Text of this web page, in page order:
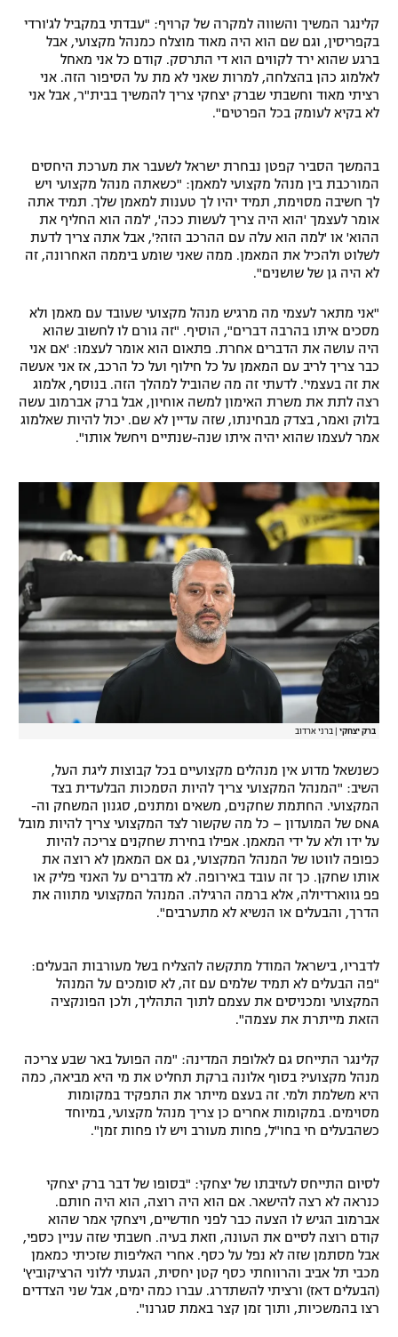
קלינגר המשיך והשווה למקרה של קרויף: "עבדתי במקביל לג'ורדי
בקפריסין, וגם שם הוא היה מאוד מוצלח כמנהל מקצועי, אבל
ברגע שהוא ירד לקווים הוא די התרסק. קודם כל אני מאחל
לאלמוג כהן בהצלחה, למרות שאני לא מת על הסיפור הזה. אני
רציתי מאוד וחשבתי שברק יצחקי צריך להמשיך בבית"ר, אבל אני
לא בקיא לעומק בכל הפרטים".
בהמשך הסביר קפטן נבחרת ישראל לשעבר את מערכת היחסים
המורכבת בין מנהל מקצועי למאמן: "כשאתה מנהל מקצועי ויש
לך חשיבה מסוימת, תמיד יהיו לך טענות למאמן שלך. תמיד אתה
אומר לעצמך 'הוא היה צריך לעשות ככה', 'למה הוא החליף את
ההוא' או 'למה הוא עלה עם ההרכב הזה?', אבל אתה צריך לדעת
לשלוט ולהכיל את המאמן. ממה שאני שומע ביממה האחרונה, זה
לא היה גן של שושנים".
"אני מתאר לעצמי מה מרגיש מנהל מקצועי שעובד עם מאמן ולא
מסכים איתו בהרבה דברים", הוסיף. "זה גורם לו לחשוב שהוא
היה עושה את הדברים אחרת. פתאום הוא אומר לעצמו: 'אם אני
כבר צריך לריב עם המאמן על כל חילוף ועל כל הרכב, אז אני אעשה
את זה בעצמי'. לדעתי זה מה שהוביל למהלך הזה. בנוסף, אלמוג
רצה לתת את משרת האימון למשה אוחיון, אבל ברק אברמוב עשה
בלוק ואמר, בצדק מבחינתו, שזה עדיין לא שם. יכול להיות שאלמוג
אמר לעצמו שהוא יהיה איתו שנה-שנתיים ויחשל אותו".
ברק יצחקי ברני ארדוב
כשנשאל מדוע אין מנהלים מקצועיים בכל קבוצות ליגת העל,
השיב: "המנהל המקצועי צריך להיות הסמכות הבלעדית בצד
המקצועי. החתמת שחקנים, משאים ומתנים, סגנון המשחק וה-
DNA של המועדון – כל מה שקשור לצד המקצועי צריך להיות מובל
על ידו ולא על ידי המאמן. אפילו בחירת שחקנים צריכה להיות
כפופה לווטו של המנהל המקצועי, גם אם המאמן לא רוצה את
אותו שחקן. כך זה עובד באירופה. לא מדברים על האנזי פליק או
פפ גווארדיולה, אלא ברמה הרגילה. המנהל המקצועי מתווה את
הדרך, והבעלים או הנשיא לא מתערבים".
לדבריו, בישראל המודל מתקשה להצליח בשל מעורבות הבעלים:
"פה הבעלים לא תמיד שלמים עם זה, לא סומכים על המנהל
המקצועי ומכניסים את עצמם לתוך התהליך, ולכן הפונקציה
הזאת מייתרת את עצמה".
קלינגר התייחס גם לאלופת המדינה: "מה הפועל באר שבע צריכה
מנהל מקצועי? בסוף אלונה ברקת תחליט את מי היא מביאה, כמה
היא משלמת ולמי. זה בעצם מייתר את התפקיד במקומות
מסוימים. במקומות אחרים כן צריך מנהל מקצועי, במיוחד
כשהבעלים חי בחו"ל, פחות מעורב ויש לו פחות זמן".
לסיום התייחס לעזיבתו של יצחקי: "בסופו של דבר ברק יצחקי
כנראה לא רצה להישאר. אם הוא היה רוצה, הוא היה חותם.
אברמוב הגיש לו הצעה כבר לפני חודשיים, ויצחקי אמר שהוא
קודם רוצה לסיים את העונה, וזאת בעיה. חשבתי שזה עניין כספי,
אבל מסתמן שזה לא נפל על כסף. אחרי האליפות שזכיתי כמאמן
מכבי תל אביב והרווחתי כסף קטן יחסית, הגעתי ללוני הרציקוביץ'
(הבעלים דאז) ורציתי להשתדרג. עברו כמה ימים, אבל שני הצדדים
רצו בהמשכיות, ותוך זמן קצר באמת סגרנו".